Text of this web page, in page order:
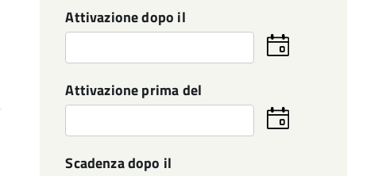
Attivazione dopo il
Seleziona
la
Attivazione prima del
Seleziona
la
Scadenza dopo il